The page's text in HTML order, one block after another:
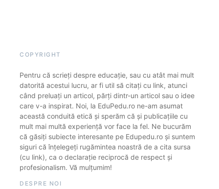
COPYRIGHT
Pentru că scrieți despre educație, sau cu atât mai mult
datorită acestui lucru, ar fi util să citați cu link, atunci
când preluați un articol, părți dintr-un articol sau o idee
care v-a inspirat. Noi, la EduPedu.ro ne-am asumat
această conduită etică și sperăm că și publicațiile cu
mult mai multă experiență vor face la fel. Ne bucurăm
că găsiți subiecte interesante pe Edupedu.ro și suntem
siguri că înțelegeți rugămintea noastră de a cita sursa
(cu link), ca o declarație reciprocă de respect și
profesionalism. Vă mulțumim!
DESPRE NOI